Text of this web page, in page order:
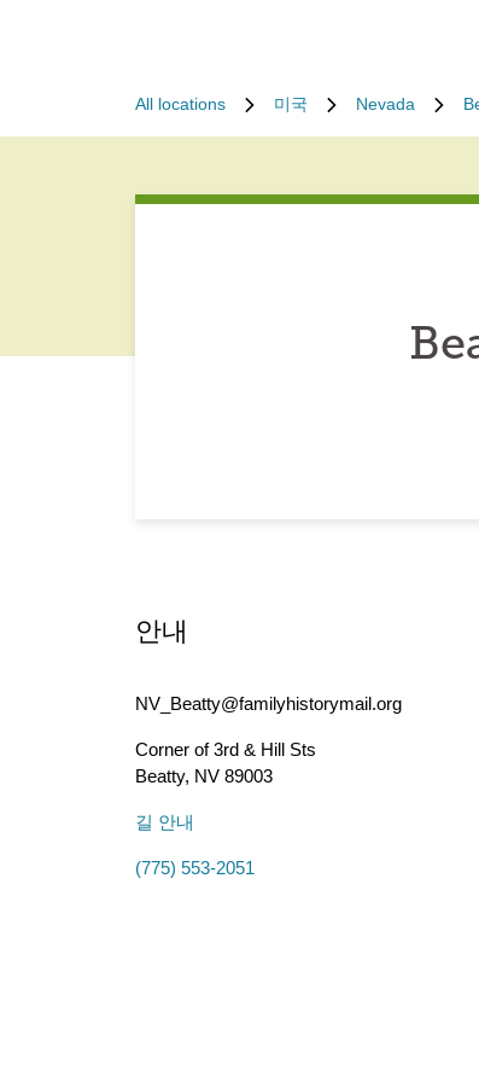
All locations 미국 Nevada
안내
NV_Beatty@familyhistorymail.org
Corner of 3rd & Hill Sts
Beatty, NV 89003
길 안내
(775) 553-2051